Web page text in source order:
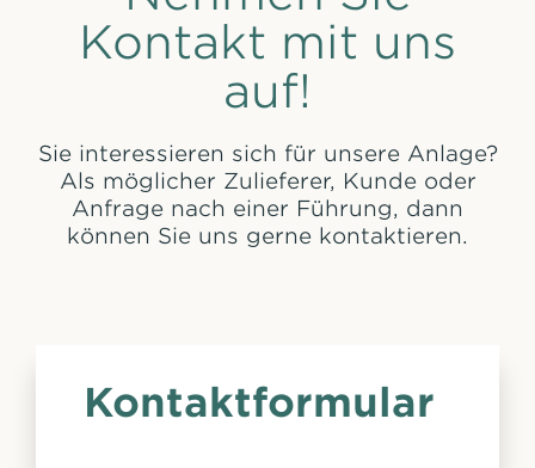
Kontakt mit uns
auf!
Sie interessieren sich für unsere Anlage?
Als möglicher Zulieferer, Kunde oder
Anfrage nach einer Führung, dann
können Sie uns gerne kontaktieren.
Kontaktformular